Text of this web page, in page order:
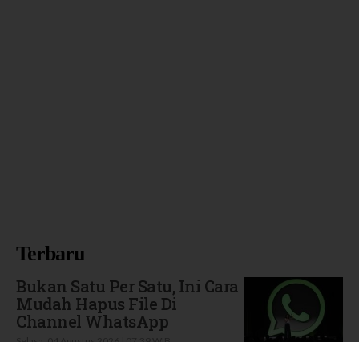
Terbaru
Bukan Satu Per Satu, Ini Cara
Mudah Hapus File Di
Channel WhatsApp